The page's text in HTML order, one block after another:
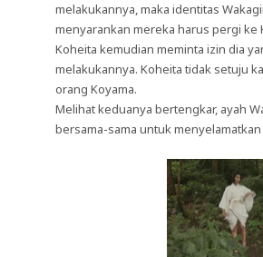
melakukannya, maka identitas
menyarankan mereka harus pergi ke
Koheita kemudian meminta izin dia
melakukannya. Koheita tidak setuju
orang Koyama.
Melihat keduanya bertengkar, ayah
bersama-sama untuk menyelamatkan